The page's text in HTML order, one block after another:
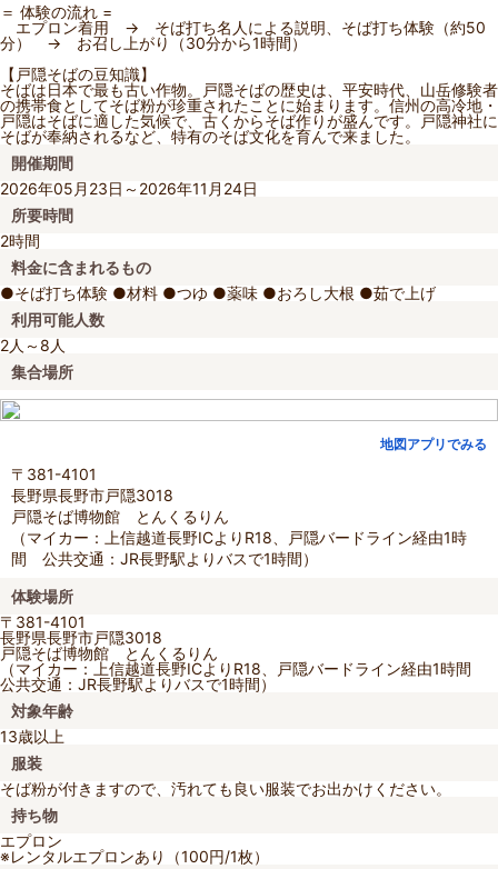
＝ 体験の流れ =
エプロン着用 → そば打ち名人による説明、そば打ち体験（約50
分） → お召し上がり（30分から1時間）
【戸隠そばの豆知識】
そばは日本で最も古い作物。戸隠そばの歴史は、平安時代、山岳修験者
の携帯食としてそば粉が珍重されたことに始まります。信州の高冷地・
戸隠はそばに適した気候で、古くからそば作りが盛んです。戸隠神社に
そばが奉納されるなど、特有のそば文化を育んで来ました。
開催期間
2026年05月23日～2026年11月24日
所要時間
2時間
料金に含まれるもの
●そば打ち体験 ●材料 ●つゆ ●薬味 ●おろし大根 ●茹で上げ
利用可能人数
2人～8人
集合場所
地図アプリでみる
〒381-4101
長野県長野市戸隠3018
戸隠そば博物館 とんくるりん
（マイカー：上信越道長野ICよりR18、戸隠バードライン経由1時
間 公共交通：JR長野駅よりバスで1時間）
体験場所
〒381-4101
長野県長野市戸隠3018
戸隠そば博物館 とんくるりん
（マイカー：上信越道長野ICよりR18、戸隠バードライン経由1時間
公共交通：JR長野駅よりバスで1時間）
対象年齢
13歳以上
服装
そば粉が付きますので、汚れても良い服装でお出かけください。
持ち物
エプロン
※レンタルエプロンあり（100円/1枚）